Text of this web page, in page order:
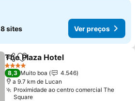
8 sites Ver preços
PartilharAdicionar aos favoritos
The Plaza Hotel
4 Estrelas
8,3 Muito boa
4.546
a 9.7 km de Lucan
Proximidade ao centro comercial The
Square